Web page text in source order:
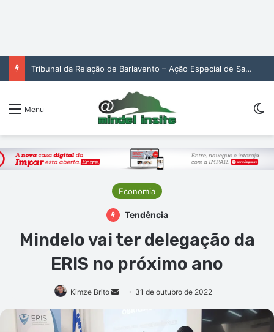
Tribunal da Relação de Barlavento – Ação Especial de Sandra Helena Monteiro Lima (2. pub)
Menu
Economia
Tendência
Mindelo vai ter delegação da
ERIS no próximo ano
Kimze Brito
Mande31 de outubro de 2022